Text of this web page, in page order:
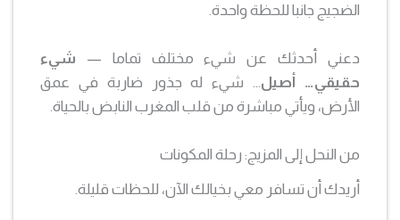
الضجيج جانبا للحظة واحدة.
دعني أحدثك عن شيء مختلف تماما —
شيء
حقيقي… أصيل … شيء له جذور ضاربة في عمق
الأرض، ويأتي مباشرة من قلب المغرب النابض بالحياة.
من النحل إلى المزيج: رحلة المكونات
أريدك أن تسافر معي بخيالك الآن، للحظات قليلة.